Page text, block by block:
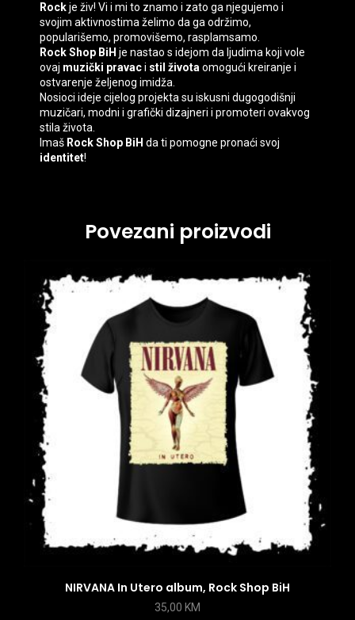
Rockje živ! Vi i mi to znamo i zato ga njegujemo i
svojim aktivnostima želimo da ga održimo,
popularišemo, promovišemo, rasplamsamo.
Rock Shop BiH je nastao s idejom da ljudima koji vole
ovaj muzički pravaci stil života omogući kreiranje i
ostvarenje željenog imidža.
Nosioci ideje cijelog projekta su iskusni dugogodišnji
muzičari, modni i grafički dizajneri i promoteri ovakvog
stila života.
Imaš Rock Shop BiH da ti pomogne pronaći svoj
identitet!
Povezani proizvodi
NIRVANA In Utero album, Rock Shop BiH
35,00 KM